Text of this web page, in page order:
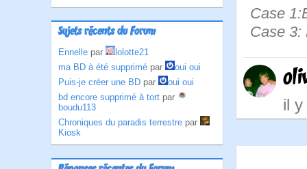
Sujets récents du Forum
Ennelle par
lolotte21
ma BD à été supprimé par
oui oui
Puis-je créer une BD par
oui oui
bd encore supprimé à tort par
boudu113
Chroniques du paradis terrestre par
Kiosk
Case
Case 3:
il